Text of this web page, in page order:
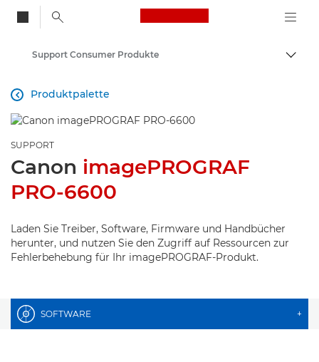
Canon Logo, back
Auf
Support Consumer Produkte
Produktpalette

SUPPORT
Canon imagePROGRAF
PRO-6600
Laden Sie Treiber, Software, Firmware und Handbücher
herunter, und nutzen Sie den Zugriff auf Ressourcen zur
Fehlerbehebung für Ihr imagePROGRAF-Produkt.
SOFTWARE +